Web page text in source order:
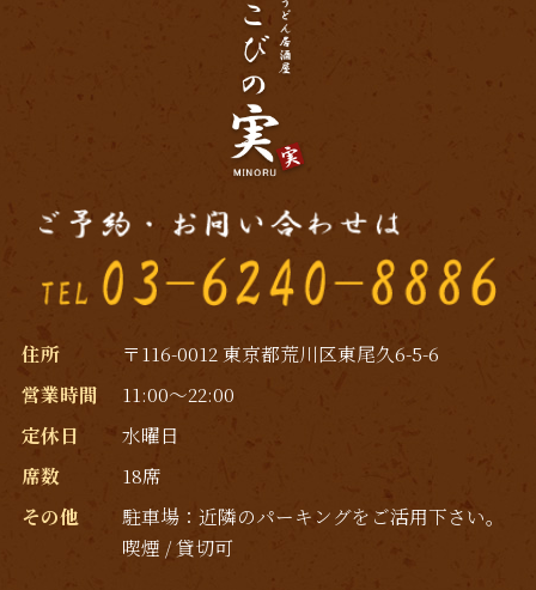
住所
〒116-0012 東京都荒川区東尾久6-5-6
営業時間
11:00～22:00
定休日
水曜日
席数
18席
その他
駐車場：近隣のパーキングをご活用下さい｡
喫煙 / 貸切可